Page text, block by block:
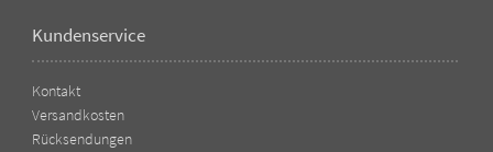
Kundenservice
Kontakt
Versandkosten
Rücksendungen